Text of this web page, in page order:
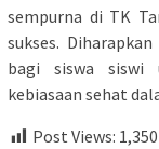
sempurna di TK
sukses.
bagi siswa siswi
kebiasaan sehat
Post Views: 1,350